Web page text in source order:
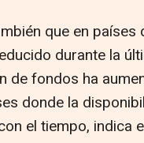
que en países
durante la
de fondos ha
donde la
el tiempo, indica